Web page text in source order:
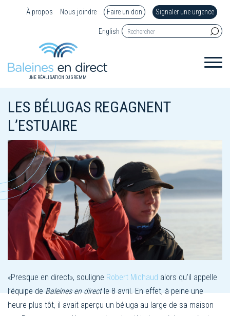
À propos Nous joindre Faire un don Signaler une urgence
English
UNE RÉALISATION DU GREMM
LES BÉLUGAS REGAGNENT
L’ESTUAIRE
«Presque en direct», souligne Robert Michaud alors qu’il appelle
l’équipe de Baleines en directle 8 avril. En effet, à peine une
heure plus tôt, il avait aperçu un béluga au large de sa maison